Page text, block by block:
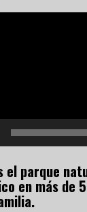
el parque
en más de